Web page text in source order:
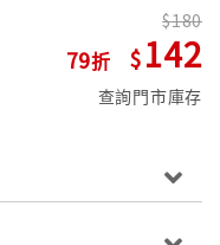
79
180
142
查詢門市庫存